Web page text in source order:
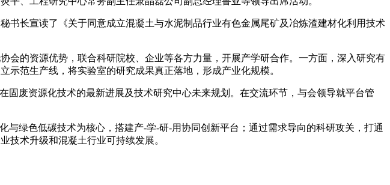
长宣读了《关于同意成立混凝土与水泥制品行业有色金属尾矿及冶炼渣建材化利用技术
的资源优势，联合科研院校、企业等各方力量，开展产学研合作。一方面，深入研究有
范生产线，将实验室的研究成果真正落地，形成产业化规模。
废资源化技术的最新进展及技术研究中心未来规划。在交流环节，与会领导就平台管
绿色低碳技术为核心，搭建产-学-研-用协同创新平台；通过需求导向的科研攻关，打通
技术升级和混凝土行业可持续发展。